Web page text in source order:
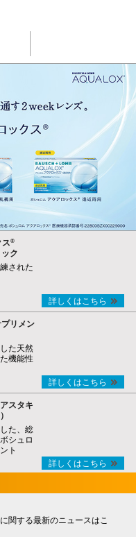
ス®
ク
された
詳しくはこちら
リメン
た天然
機能性
詳しくはこちら
スタキ
た、総
シュロ
ト
詳しくはこちら
関する最新のニュースはこ